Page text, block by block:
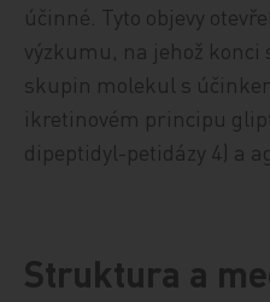
účinné. Tyto objevy
výzkumu, na jehož konci
skupin molekul s
ikretinovém principu
dipeptidyl-petidázy 4) a
Struktura a